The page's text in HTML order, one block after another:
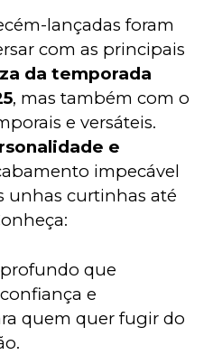
lançadas foram
com as principais
da temporada
, mas também com o
e versáteis.
e
impecável
unhas curtinhas até
que
e
quem quer fugir do